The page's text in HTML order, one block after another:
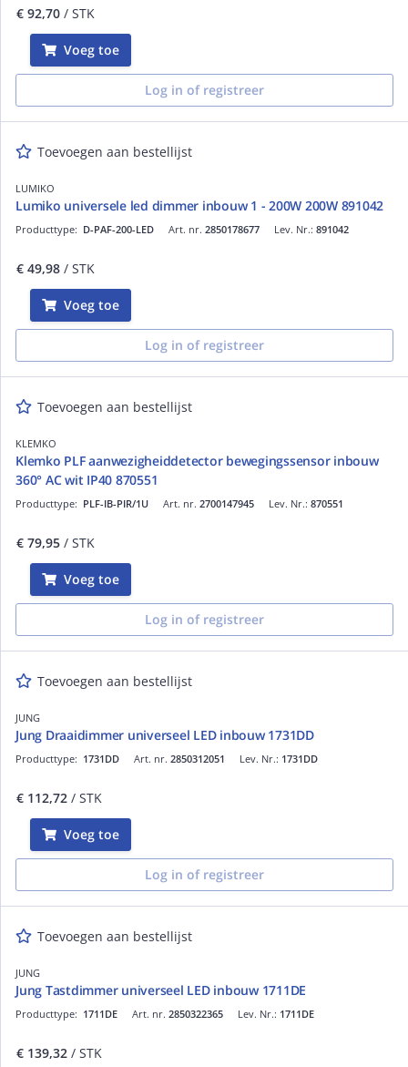
€ 92,70 / STK
Voeg toe
Log in of registreer
Toevoegen aan bestellijst
LUMIKO
Lumiko universele led dimmer inbouw 1 - 200W 200W 891042
Art. nr. 2850178677
Producttype: D-PAF-200-LED Lev. Nr.: 891042
€ 49,98 / STK
Voeg toe
Log in of registreer
Toevoegen aan bestellijst
KLEMKO
Klemko PLF aanwezigheiddetector bewegingssensor inbouw
360° AC wit IP40 870551
Art. nr. 2700147945
Producttype: PLF-IB-PIR/1U Lev. Nr.: 870551
€ 79,95 / STK
Voeg toe
Log in of registreer
Toevoegen aan bestellijst
JUNG
Jung Draaidimmer universeel LED inbouw 1731DD
Art. nr. 2850312051
Producttype: 1731DD Lev. Nr.: 1731DD
€ 112,72 / STK
Voeg toe
Log in of registreer
Toevoegen aan bestellijst
JUNG
Jung Tastdimmer universeel LED inbouw 1711DE
Art. nr. 2850322365
Producttype: 1711DE Lev. Nr.: 1711DE
€ 139,32 / STK